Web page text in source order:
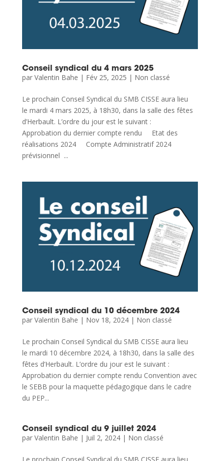
Conseil syndical du 4 mars 2025
par Valentin Bahe | Fév 25, 2025 | Non classé
Le prochain Conseil Syndical du SMB CISSE aura lieu
le mardi 4 mars 2025, à 18h30, dans la salle des fêtes
d’Herbault. L’ordre du jour est le suivant :
Approbation du dernier compte rendu Etat des
réalisations 2024 Compte Administratif 2024
prévisionnel ...
Conseil syndical du 10 décembre 2024
par Valentin Bahe | Nov 18, 2024| Non classé
Le prochain Conseil Syndical du SMB CISSE aura lieu
le mardi 10 décembre 2024, à 18h30, dans la salle des
fêtes d’Herbault. L’ordre du jour est le suivant :
Approbation du dernier compte rendu Convention avec
le SEBB pour la maquette pédagogique dans le cadre
du PEP...
Conseil syndical du 9 juillet 2024
par Valentin Bahe | Juil 2, 2024| Non classé